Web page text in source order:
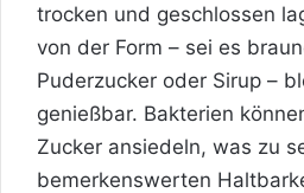
trocken und geschlossen
von der Form – sei es
Puderzucker oder Sirup –
genießbar. Bakterien
Zucker ansiedeln, was zu
bemerkenswerten